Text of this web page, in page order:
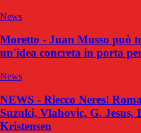
News
Moretto - Juan Musso può
un'idea concreta in porta
News
NEWS - Riecco Neres!
Suzuki, Vlahovic, G. Jesus,
Kristensen